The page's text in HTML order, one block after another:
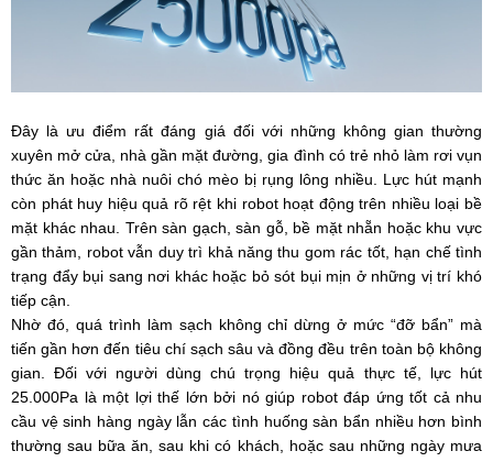
Đây là ưu điểm rất đáng giá đối với những không gian thường
xuyên mở cửa, nhà gần mặt đường, gia đình có trẻ nhỏ làm rơi vụn
thức ăn hoặc nhà nuôi chó mèo bị rụng lông nhiều. Lực hút mạnh
còn phát huy hiệu quả rõ rệt khi robot hoạt động trên nhiều loại bề
mặt khác nhau. Trên sàn gạch, sàn gỗ, bề mặt nhẵn hoặc khu vực
gần thảm, robot vẫn duy trì khả năng thu gom rác tốt, hạn chế tình
trạng đẩy bụi sang nơi khác hoặc bỏ sót bụi mịn ở những vị trí khó
tiếp cận.
Nhờ đó, quá trình làm sạch không chỉ dừng ở mức “đỡ bẩn” mà
tiến gần hơn đến tiêu chí sạch sâu và đồng đều trên toàn bộ không
gian. Đối với người dùng chú trọng hiệu quả thực tế, lực hút
25.000Pa là một lợi thế lớn bởi nó giúp robot đáp ứng tốt cả nhu
cầu vệ sinh hàng ngày lẫn các tình huống sàn bẩn nhiều hơn bình
thường sau bữa ăn, sau khi có khách, hoặc sau những ngày mưa